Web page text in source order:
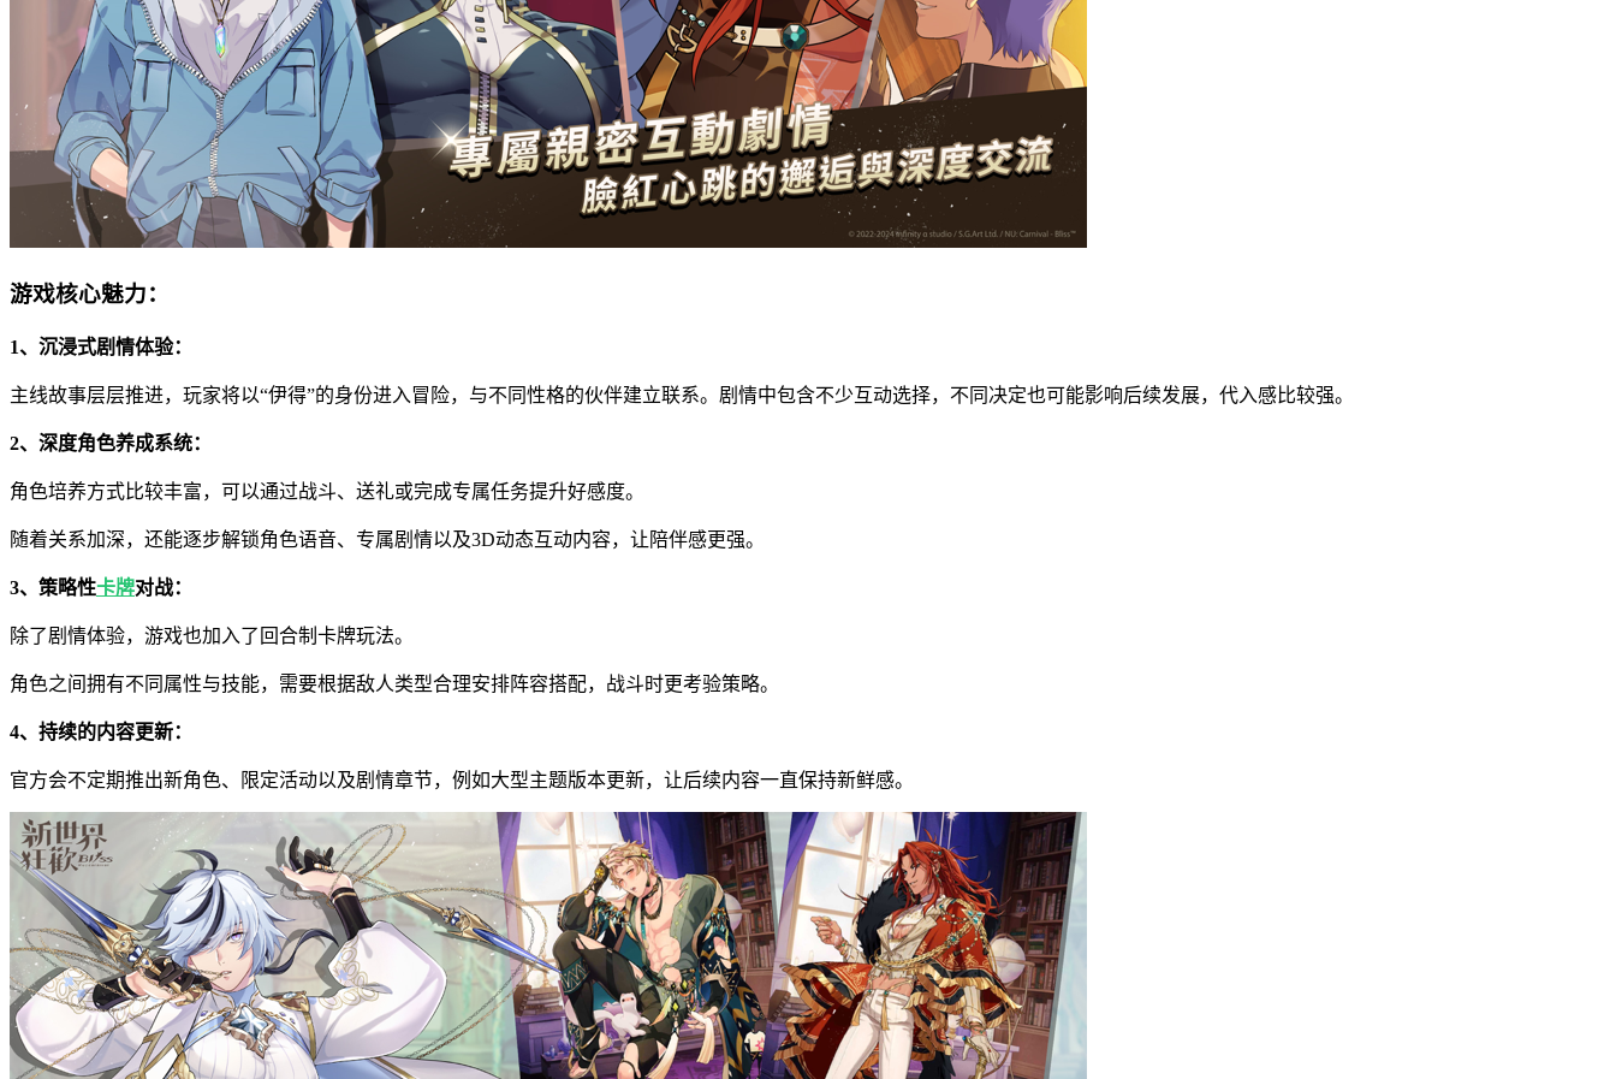
游戏核心魅力：
1、沉浸式剧情体验：
主线故事层层推进，玩家将以“伊得”的身份进入冒险，与不同性格的伙伴建立联系。剧情中包含不少互动选择，不同决定也可能影响后续发展，代入感比较强。
2、深度角色养成系统：
角色培养方式比较丰富，可以通过战斗、送礼或完成专属任务提升好感度。
随着关系加深，还能逐步解锁角色语音、专属剧情以及3D动态互动内容，让陪伴感更强。
3、策略性卡牌对战：
除了剧情体验，游戏也加入了回合制卡牌玩法。
角色之间拥有不同属性与技能，需要根据敌人类型合理安排阵容搭配，战斗时更考验策略。
4、持续的内容更新：
官方会不定期推出新角色、限定活动以及剧情章节，例如大型主题版本更新，让后续内容一直保持新鲜感。